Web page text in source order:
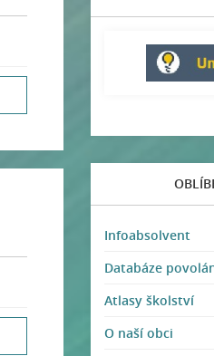
Infoabsolvent
Databáze
Atlasy školství
O naší obci